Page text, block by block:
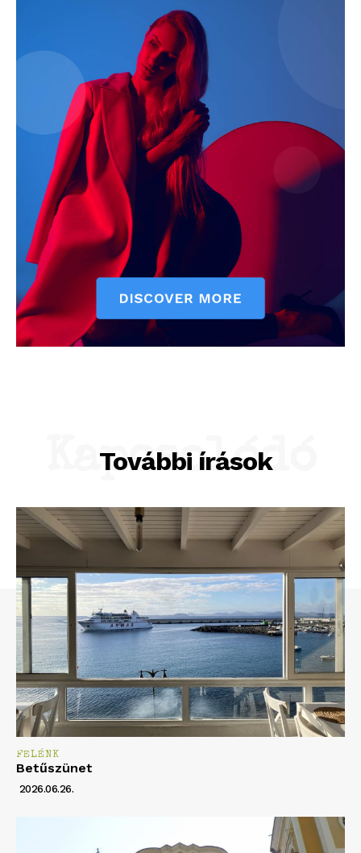
További írások
Kapcsolódó
FELÉNK
Betűszünet
2026.06.26.